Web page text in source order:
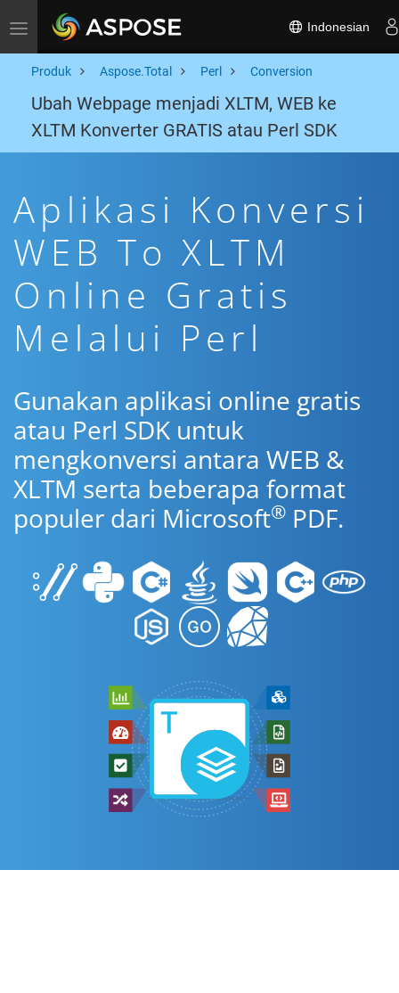
Toggle navigation Indonesian
Produk Aspose.Total Perl Conversion
Ubah Webpage menjadi XLTM, WEB ke
XLTM Konverter GRATIS atau Perl SDK
Aplikasi Konversi
WEB To XLTM
Online Gratis
Melalui Perl
Gunakan aplikasi online gratis
atau Perl SDK untuk
mengkonversi antara WEB &
XLTM serta beberapa format
populer dari Microsoft® PDF.